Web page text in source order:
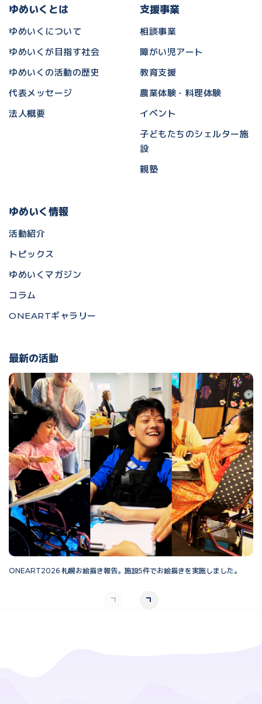
ゆめいくとは
ゆめいくについて
ゆめいくが目指す社会
ゆめいくの活動の歴史
代表メッセージ
法人概要
支援事業
相談事業
障がい児アート
教育支援
農業体験・料理体験
イベント
子どもたちのシェルター施
設
親塾
ゆめいく情報
活動紹介
トピックス
ゆめいくマガジン
コラム
ONEARTギャラリー
最新の活動
ONEART2026 札幌お絵描き報告。施設5件でお絵描きを実施しました。